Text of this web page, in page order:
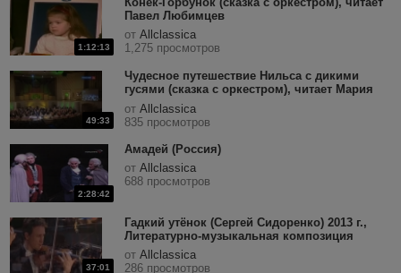
1:12:13
Павел Любимцев
от Allclassica
1,275 просмотров
49:33
Чудесное путешествие Нильса с дикими
гусями (сказка с оркестром), читает Мария
Аронова
от Allclassica
835 просмотров
2:28:42
Амадей (Россия)
от Allclassica
688 просмотров
37:01
Гадкий утёнок (Сергей Сидоренко) 2013 г.,
Литературно-музыкальная композиция
от Allclassica
286 просмотров